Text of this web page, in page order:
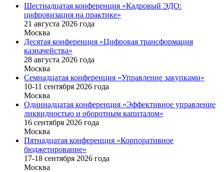
Шестнадцатая конференция «Кадровый ЭДО:
цифровизация на практике»
21 августа 2026 года
Москва
Десятая конференция «Цифровая трансформация
казначейства»
28 августа 2026 года
Москва
Семнадцатая конференция «Управление закупками»
10-11 сентября 2026 года
Москва
Одиннадцатая конференция «Эффективное управление
ликвидностью и оборотным капиталом»
16 cентября 2026 года
Москва
Пятнадцатая конференция «Корпоративное
бюджетирование»
17-18 сентября 2026 года
Москва